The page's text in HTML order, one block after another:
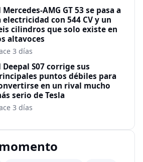
Mercedes-AMG GT 53 se pasa a
electricidad con 544 CV y un
cilindros que solo existe en
altavoces
3 días
Deepal S07 corrige sus
puntos débiles para
en un rival mucho
serio de Tesla
3 días